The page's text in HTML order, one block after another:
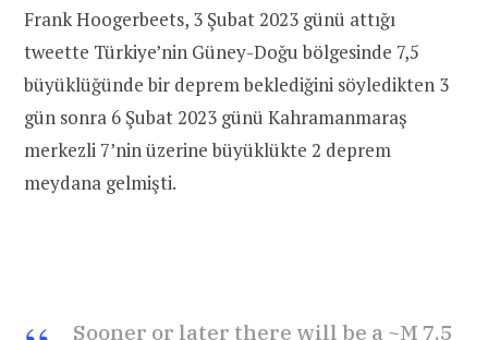
Frank Hoogerbeets, 3 Şubat 2023 günü attığı
tweette Türkiye’nin Güney-Doğu bölgesinde 7,5
büyüklüğünde bir deprem beklediğini söyledikten 3
gün sonra 6 Şubat 2023 günü Kahramanmaraş
merkezli 7’nin üzerine büyüklükte 2 deprem
meydana gelmişti.
Sooner or later there will be a ~M 7.5